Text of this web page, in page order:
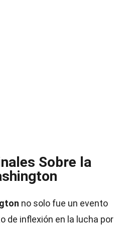
Sobre la
no solo fue un evento
de inflexión en la lucha por